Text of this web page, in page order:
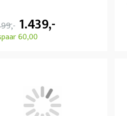
1.439,-
60,00